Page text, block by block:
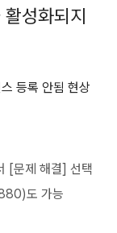
성화되지
등록 안됨 현상
[문제 해결] 선택
도 가능